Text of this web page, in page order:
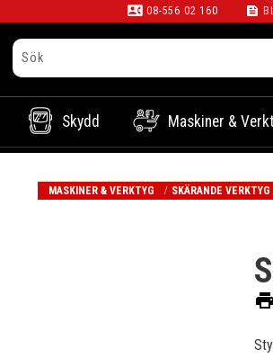
contact_phone 08-556 02 160 feed
Skydd Maskiner &
MASKINER & VERKTYG SKÄRANDE VERKTYG
print